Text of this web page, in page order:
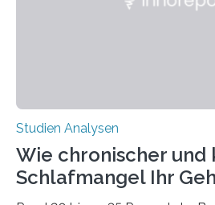
Studien Analysen
Wie chronischer
Schlafmangel Ihr